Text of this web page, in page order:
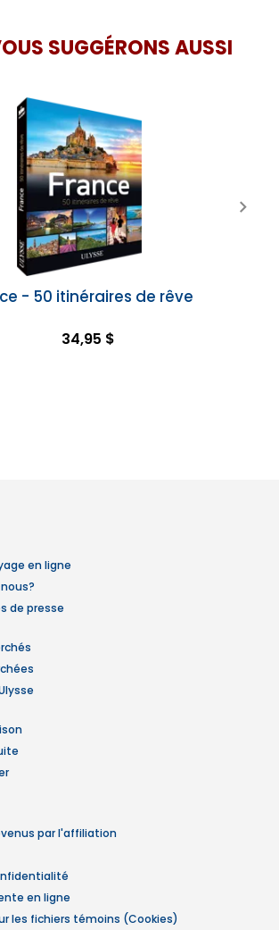
SUGGÉRONS AUSSI
- 50 itinéraires de rêve
34,95 $
en ligne
de presse
par l'affiliation
en ligne
les fichiers témoins (Cookies)